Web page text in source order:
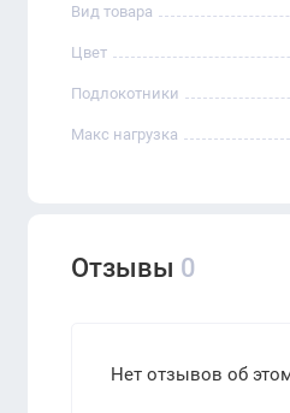
Вид товара
Цвет
Подлокотники
Макс нагрузка
Отзывы 0
Нет отзывов об